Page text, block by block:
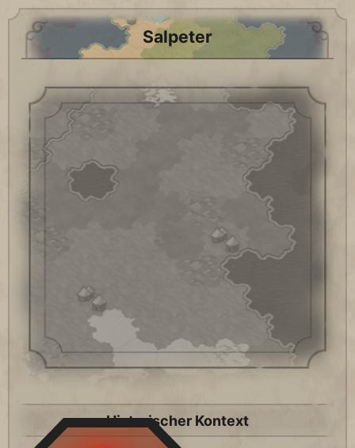
Salpeter
Historischer Kontext